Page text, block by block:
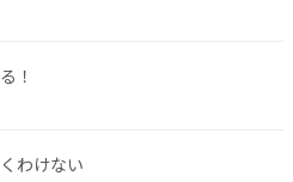
！
わけない